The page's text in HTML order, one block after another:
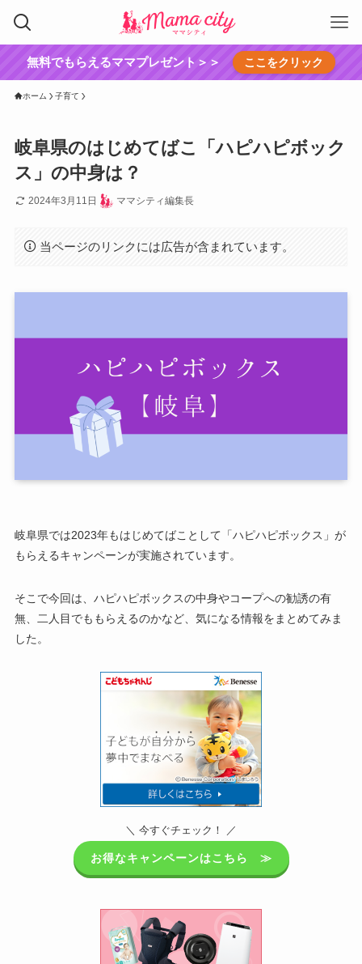
無料でもらえるママプレゼント＞＞ ここをクリック
ホーム 子育て
岐阜県のはじめてばこ「ハピハピボック
ス」の中身は？
2024年3月11日 ママシティ編集長
当ページのリンクには広告が含まれています。
岐阜県では2023年もはじめてばことして「ハピハピボックス」が
もらえるキャンペーンが実施されています。
そこで今回は、ハピハピボックスの中身やコープへの勧誘の有
無、二人目でももらえるのかなど、気になる情報をまとめてみま
した。
＼ 今すぐチェック！ ／
お得なキャンペーンはこちら ≫